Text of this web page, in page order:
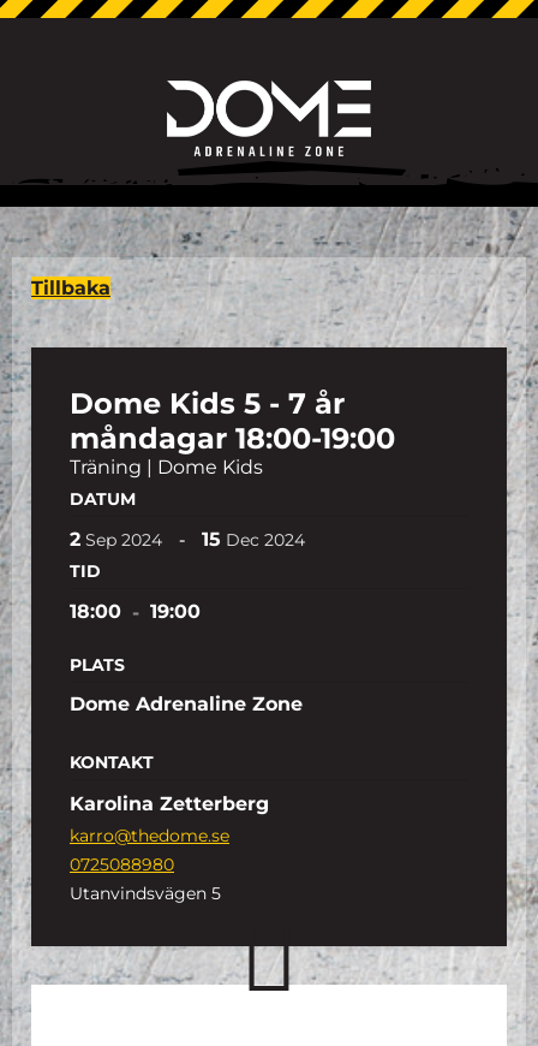
Tillbaka
Dome Kids 5 - 7 år
måndagar 18:00-19:00
Träning | Dome Kids
DATUM
2 Sep 2024 - 15 Dec 2024
TID
18:00 - 19:00
PLATS
Dome Adrenaline Zone
KONTAKT
Karolina Zetterberg
karro@thedome.se
0725088980
Utanvindsvägen 5